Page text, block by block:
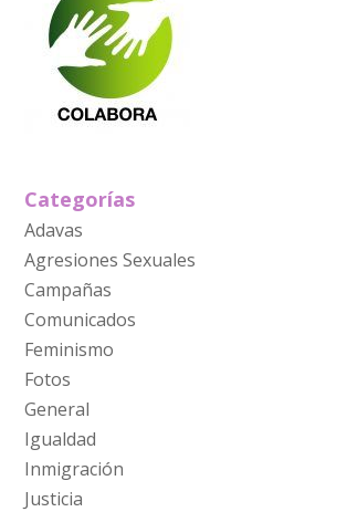
Categorías
Adavas
Agresiones Sexuales
Campañas
Comunicados
Feminismo
Fotos
General
Igualdad
Inmigración
Justicia